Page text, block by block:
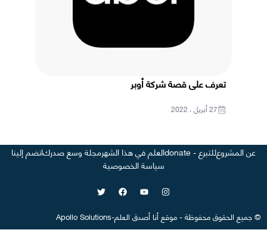
تعرف على قصة شركة أوبر
27 أبريل ، 2022
عن المشروعللتبرع - donate العلم في هذا الشهرمجلة وسع صدركانضم إلينا
سياسة الخصوصية
©جميع الحقوق محفوظة-موقع أنا أصدق العلم-
Apollo Solutions